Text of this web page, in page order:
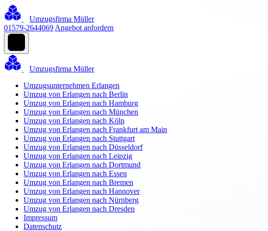
Umzugsfirma Müller
01579-2644069 Angebot anfordern
Umzugsfirma Müller
Umzugsunternehmen Erlangen
Umzug von Erlangen nach Berlin
Umzug von Erlangen nach Hamburg
Umzug von Erlangen nach München
Umzug von Erlangen nach Köln
Umzug von Erlangen nach Frankfurt am Main
Umzug von Erlangen nach Stuttgart
Umzug von Erlangen nach Düsseldorf
Umzug von Erlangen nach Leipzig
Umzug von Erlangen nach Dortmund
Umzug von Erlangen nach Essen
Umzug von Erlangen nach Bremen
Umzug von Erlangen nach Hannover
Umzug von Erlangen nach Nürnberg
Umzug von Erlangen nach Dresden
Impressum
Datenschutz